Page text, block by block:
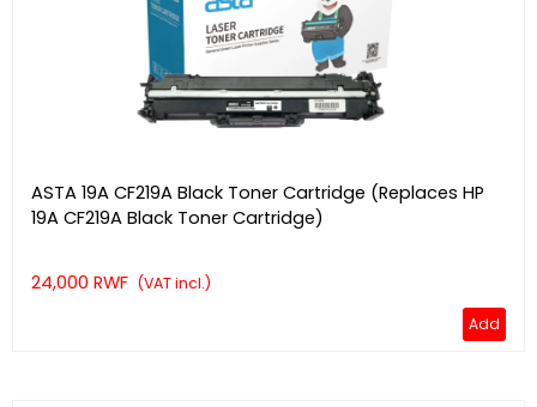
ASTA 19A CF219A Black Toner Cartridge (Replaces HP
19A CF219A Black Toner Cartridge)
24,000 RWF (VAT incl.)
Add